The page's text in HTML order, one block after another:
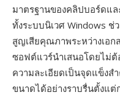
มาตรฐานของคลิปบอร์ดแล
ทั้งระบบนิเวศ Windows
สูญเสียคุณภาพระหว่างเอก
ซอฟต์แวร์นำเสนอโดยไม่ต้
ความละเอียดเป็นจุดแข็ง
ขนาดได้อย่างราบรื่นตั้งแ